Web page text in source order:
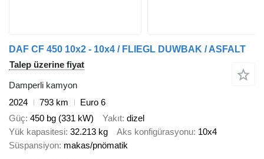
DAF CF 450 10x2 - 10x4 / FLIEGL DUWBAK / ASFALT
Talep üzerine fiyat
Damperli kamyon
2024
793 km
Euro 6
Güç 450 bg (331 kW) Yakıt dizel
Yük kapasitesi 32.213 kg Aks konfigürasyonu 10x4
Süspansiyon makas/pnömatik